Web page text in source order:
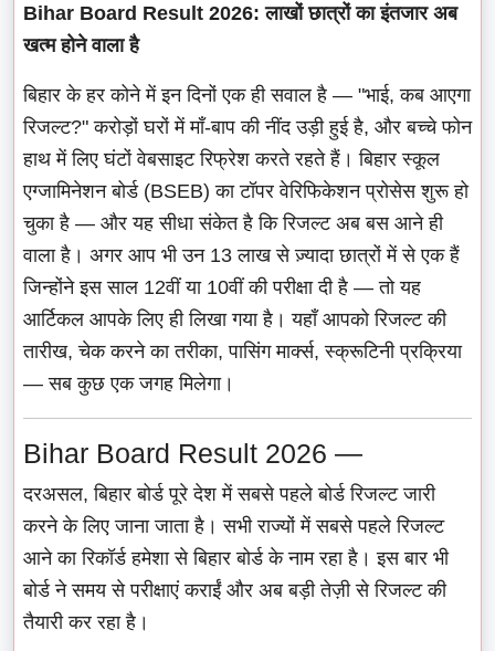
Bihar Board Result 2026: लाखों छात्रों का इंतजार अब
खत्म होने वाला है
बिहार के हर कोने में इन दिनों एक ही सवाल है — "भाई, कब आएगा
रिजल्ट?" करोड़ों घरों में माँ-बाप की नींद उड़ी हुई है, और बच्चे फोन
हाथ में लिए घंटों वेबसाइट रिफ्रेश करते रहते हैं। बिहार स्कूल
एग्जामिनेशन बोर्ड (BSEB) का टॉपर वेरिफिकेशन प्रोसेस शुरू हो
चुका है — और यह सीधा संकेत है कि रिजल्ट अब बस आने ही
वाला है। अगर आप भी उन 13 लाख से ज़्यादा छात्रों में से एक हैं
जिन्होंने इस साल 12वीं या 10वीं की परीक्षा दी है — तो यह
आर्टिकल आपके लिए ही लिखा गया है। यहाँ आपको रिजल्ट की
तारीख, चेक करने का तरीका, पासिंग मार्क्स, स्क्रूटिनी प्रक्रिया
— सब कुछ एक जगह मिलेगा।
Bihar Board Result 2026 —
दरअसल, बिहार बोर्ड पूरे देश में सबसे पहले बोर्ड रिजल्ट जारी
करने के लिए जाना जाता है। सभी राज्यों में सबसे पहले रिजल्ट
आने का रिकॉर्ड हमेशा से बिहार बोर्ड के नाम रहा है। इस बार भी
बोर्ड ने समय से परीक्षाएं कराईं और अब बड़ी तेज़ी से रिजल्ट की
तैयारी कर रहा है।